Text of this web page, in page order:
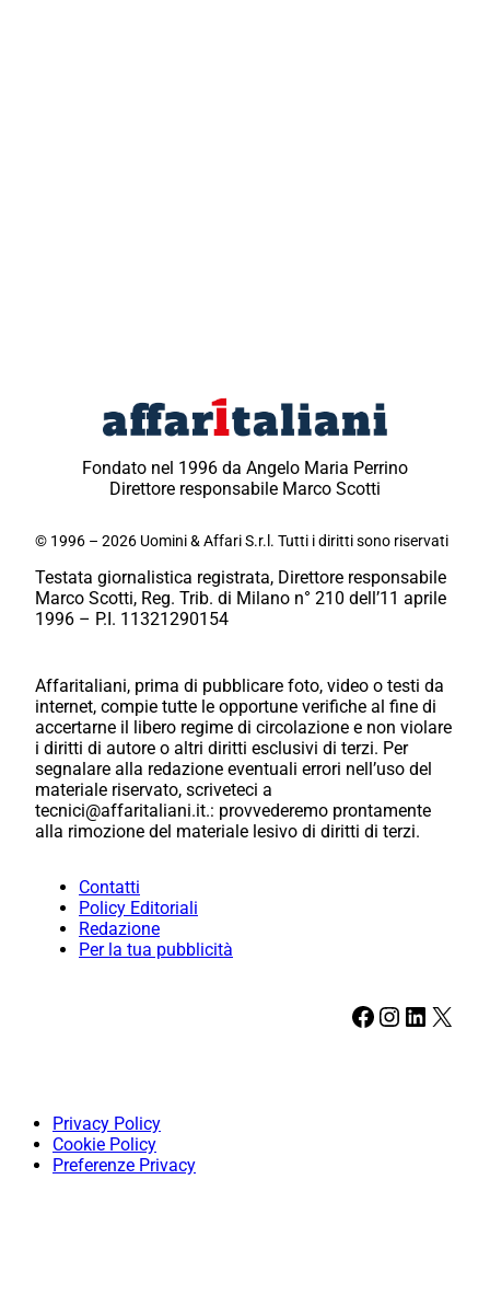
Fondato nel 1996 da Angelo Maria Perrino
Direttore responsabile Marco Scotti
© 1996 – 2026 Uomini & Affari S.r.l. Tutti i diritti sono riservati
Testata giornalistica registrata, Direttore responsabile
Marco Scotti, Reg. Trib. di Milano n° 210 dell’11 aprile
1996 – P.I. 11321290154
Affaritaliani, prima di pubblicare foto, video o testi da
internet, compie tutte le opportune verifiche al fine di
accertarne il libero regime di circolazione e non violare
i diritti di autore o altri diritti esclusivi di terzi. Per
segnalare alla redazione eventuali errori nell’uso del
materiale riservato, scriveteci a
tecnici@affaritaliani.it.: provvederemo prontamente
alla rimozione del materiale lesivo di diritti di terzi.
Contatti
Policy Editoriali
Redazione
Per la tua pubblicità
Facebook Instagram LinkedIn X
Privacy Policy
Cookie Policy
Preferenze Privacy